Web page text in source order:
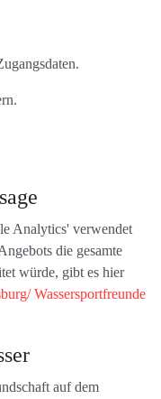
Analytics' verwendet
die gesamte
würde, gibt es hier
Wassersportfreunde
auf dem